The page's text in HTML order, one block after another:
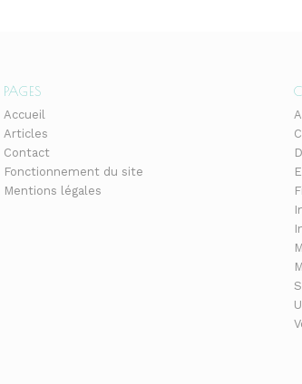
PAGES
Accueil
Articles
Contact
Fonctionnement du site
Mentions légales